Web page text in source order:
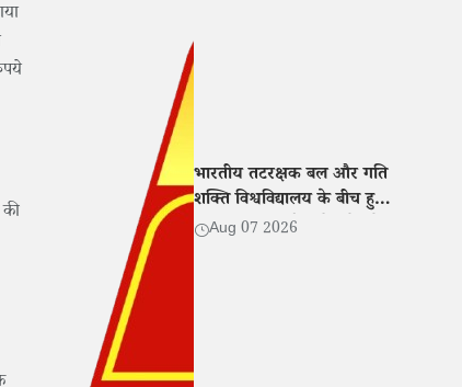
भारतीय तटरक्षक बल और गति
शक्ति विश्वविद्यालय के बीच हुआ
MoU, शिक्षा और शोध में बढ़ेगा
Aug 07 2026